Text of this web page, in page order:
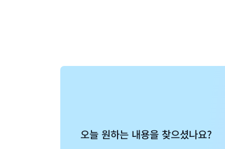
오늘 원하는 내용을 찾으셨나요?